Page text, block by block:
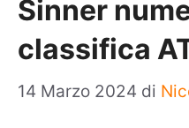
Sinner
classifica
14 Marzo 2024 di